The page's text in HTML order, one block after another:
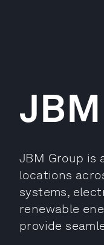
JBM Group is
locations
systems,
renewable
provide